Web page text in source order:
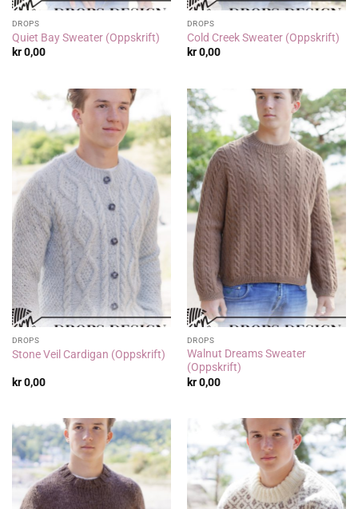
DROPS
Quiet Bay Sweater (Oppskrift)
kr0,00
DROPS
Cold Creek Sweater (Oppskrift)
kr0,00
DROPS
Stone Veil Cardigan (Oppskrift)
kr0,00
DROPS
Walnut Dreams Sweater
(Oppskrift)
kr0,00